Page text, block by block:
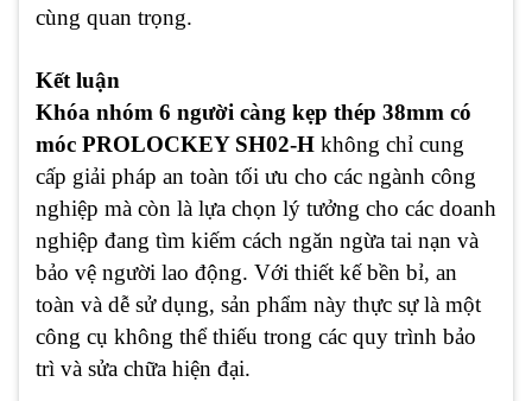
cùng quan trọng.
Kết luận
Khóa nhóm 6 người càng kẹp thép 38mm có
móc PROLOCKEY SH02-H không chỉ cung
cấp giải pháp an toàn tối ưu cho các ngành công
nghiệp mà còn là lựa chọn lý tưởng cho các doanh
nghiệp đang tìm kiếm cách ngăn ngừa tai nạn và
bảo vệ người lao động. Với thiết kế bền bỉ, an
toàn và dễ sử dụng, sản phẩm này thực sự là một
công cụ không thể thiếu trong các quy trình bảo
trì và sửa chữa hiện đại.